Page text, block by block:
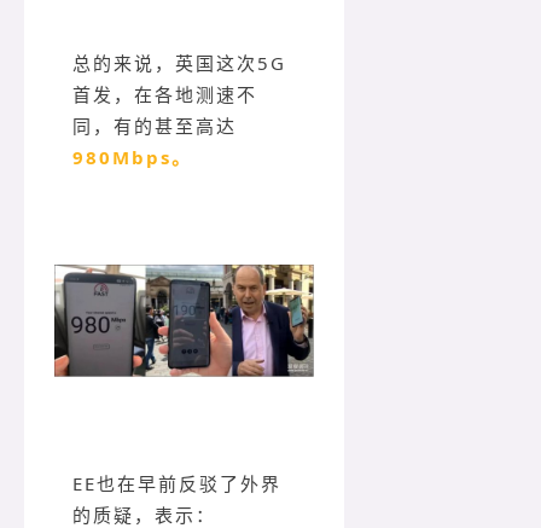
总的来说，英国这次5G
首发，在各地测速不
同，有的甚至高达
980Mbps。
EE也在早前反驳了外界
的质疑，表示：